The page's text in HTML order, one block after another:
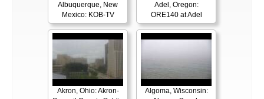
Albuquerque, New
Mexico: KOB-TV
Adel, Oregon:
ORE140 at Adel
Akron, Ohio: Akron-
Algoma, Wisconsin: